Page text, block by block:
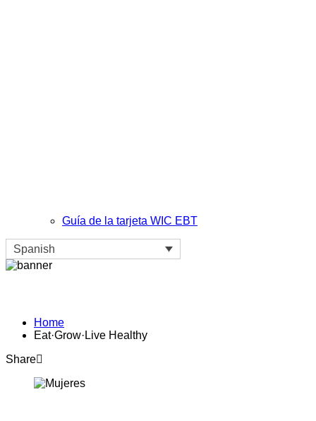
Guía de la tarjeta WIC EBT
Spanish
Home
Eat·Grow·Live Healthy
Share